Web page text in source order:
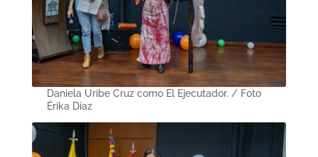
Daniela Uribe Cruz como El Ejecutador. / Foto
Érika Díaz